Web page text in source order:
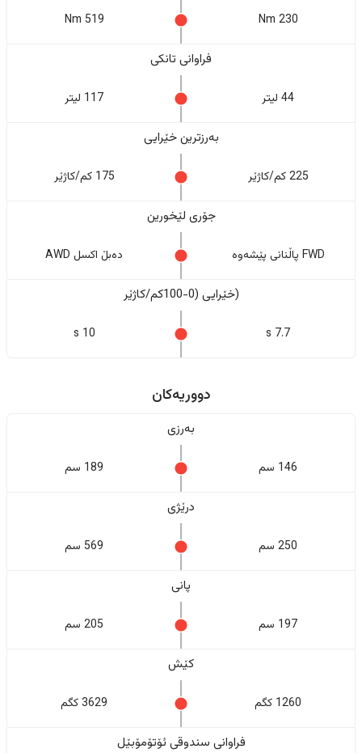
230 Nm
519 Nm
فراوانی تانکی
44 لیتر 117 لیتر
بەرزترین خێرایی
225 کم/کاژێر 175 کم/کاژێر
جۆری لێخورین
FWD پاڵنانی پێشەوە دەبڵ اکسل AWD
(خێرایی (0-100کم/کاژێر
7.7 s
10 s
دووریەکان
بەرزی
146 سم 189 سم
درێژی
250 سم 569 سم
پانی
197 سم 205 سم
کێش
1260 کگم 3629 کگم
فراوانی سندوقی ئۆتۆمۆبێل